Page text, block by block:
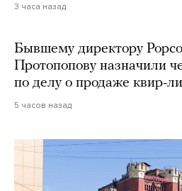
3 часа назад
Бывшему директору
Протопопову назначили
по делу о продаже квир-
5 часов назад